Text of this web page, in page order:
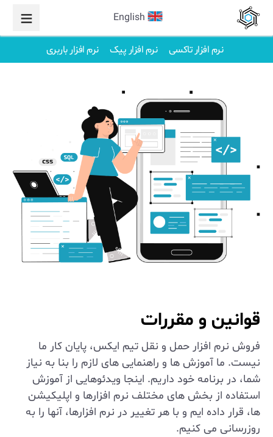
English
نرم افزار تاکسی نرم افزار پیک نرم افزار باربری
قوانین و مقررات
فروش نرم افزار حمل و نقل تیم ایکس، پایان کار ما
نیست. ما آموزش ها و راهنمایی های لازم را بنا به نیاز
شما، در برنامه خود داریم. اینجا ویدئوهایی از آموزش
استفاده از بخش های مختلف نرم افزارها و اپلیکیشن
ها، قرار داده ایم و با هر تغییر در نرم افزارها، آنها را به
روزرسانی می کنیم.